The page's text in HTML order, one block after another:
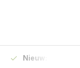
Nieuw: